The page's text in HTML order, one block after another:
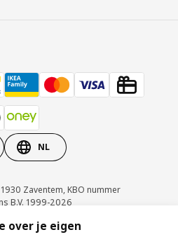
NL
1930 Zaventem, KBO nummer
B.V. 1999-2026
over je eigen